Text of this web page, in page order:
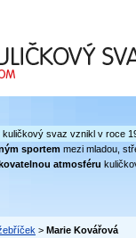
kuličkový svaz vznikl v roce
sportem mezi mladou,
atmosféru
> Marie Kovářová